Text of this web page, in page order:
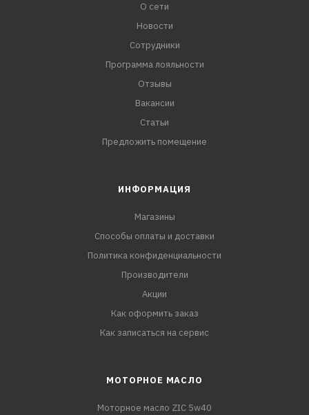
О сети
Новости
Сотрудники
Программа лояльности
Отзывы
Вакансии
Статьи
Предложить помещение
ИНФОРМАЦИЯ
Магазины
Способы оплаты и доставки
Политика конфиденциальности
Производители
Акции
Как оформить заказ
Как записаться на сервис
МОТОРНОЕ МАСЛО
Моторное масло ZIC 5w40